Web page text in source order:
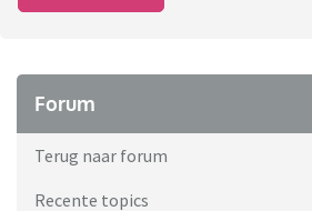
Forum
Terug naar forum
Recente topics